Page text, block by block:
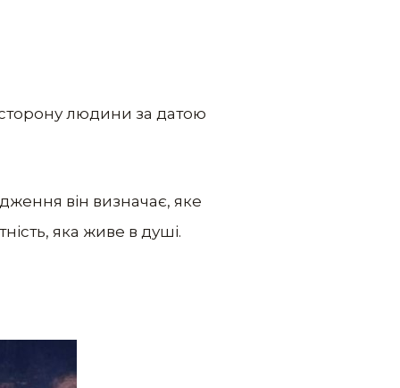
людини за датою
він визначає, яке
яка живе в душі.